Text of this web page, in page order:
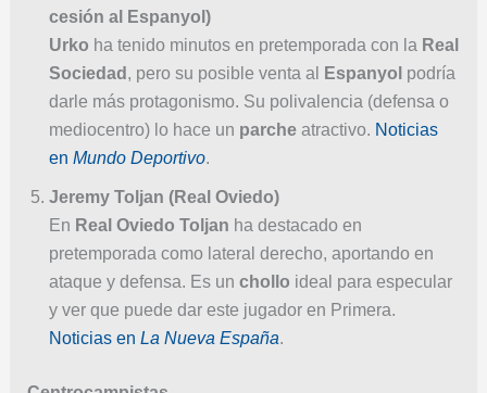
cesión al Espanyol)
Urko ha tenido minutos en pretemporada con la Real
Sociedad , pero su posible venta al Espanyol podría
darle más protagonismo. Su polivalencia (defensa o
mediocentro) lo hace un parcheatractivo. Noticias
en Mundo Deportivo.
Jeremy Toljan (Real Oviedo)
En Real Oviedo Toljan ha destacado en
pretemporada como lateral derecho, aportando en
ataque y defensa. Es un chollo ideal para especular
y ver que puede dar este jugador en Primera.
Noticias en La Nueva España.